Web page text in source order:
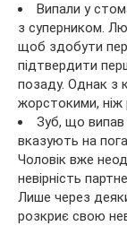
Випали у
з суперником.
щоб здобути
підтвердити
позаду. Однак з
жорстокими, ніж
Зуб, що випав
вказують на
Чоловік вже
невірність
Лише через
розкриє свою